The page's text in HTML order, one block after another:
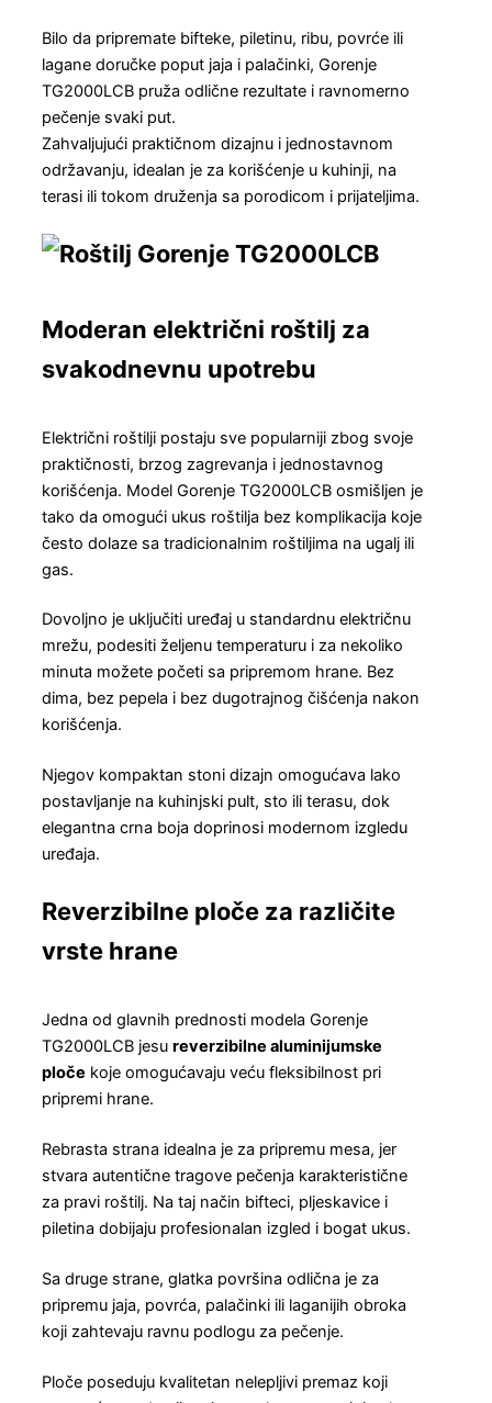
Bilo da pripremate bifteke, piletinu, ribu, povrće ili
lagane doručke poput jaja i palačinki, Gorenje
TG2000LCB pruža odlične rezultate i ravnomerno
pečenje svaki put.
Zahvaljujući praktičnom dizajnu i jednostavnom
održavanju, idealan je za korišćenje u kuhinji, na
terasi ili tokom druženja sa porodicom i prijateljima.
Moderan električni roštilj za
svakodnevnu upotrebu
Električni roštilji postaju sve popularniji zbog svoje
praktičnosti, brzog zagrevanja i jednostavnog
korišćenja. Model Gorenje TG2000LCB osmišljen je
tako da omogući ukus roštilja bez komplikacija koje
često dolaze sa tradicionalnim roštiljima na ugalj ili
gas.
Dovoljno je uključiti uređaj u standardnu električnu
mrežu, podesiti željenu temperaturu i za nekoliko
minuta možete početi sa pripremom hrane. Bez
dima, bez pepela i bez dugotrajnog čišćenja nakon
korišćenja.
Njegov kompaktan stoni dizajn omogućava lako
postavljanje na kuhinjski pult, sto ili terasu, dok
elegantna crna boja doprinosi modernom izgledu
uređaja.
Reverzibilne ploče za različite
vrste hrane
Jedna od glavnih prednosti modela Gorenje
TG2000LCB jesu reverzibilne aluminijumske
ploče koje omogućavaju veću fleksibilnost pri
pripremi hrane.
Rebrasta strana idealna je za pripremu mesa, jer
stvara autentične tragove pečenja karakteristične
za pravi roštilj. Na taj način bifteci, pljeskavice i
piletina dobijaju profesionalan izgled i bogat ukus.
Sa druge strane, glatka površina odlična je za
pripremu jaja, povrća, palačinki ili laganijih obroka
koji zahtevaju ravnu podlogu za pečenje.
Ploče poseduju kvalitetan nelepljivi premaz koji